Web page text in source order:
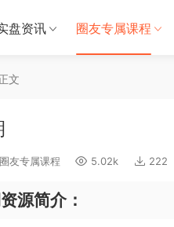
盘资讯 圈友专属课程
文
圈友专属课程 5.02k 222
源简介：